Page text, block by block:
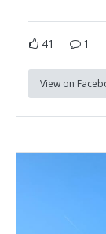
41 1
View on